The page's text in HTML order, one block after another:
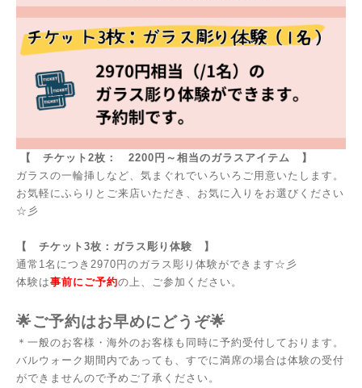
【 チケット2枚： 2200円～相当のガラスアイテム 】
ガラスの一輪挿しなど、気まぐれでいろいろご用意いたします。
お気軽にふらりとご来店いただき、お気に入りをお選びください
☆彡
【 チケット3枚：ガラス彫り体験 】
通常1名につき2970円のガラス彫り体験ができます☆彡
体験は事前にご予約の上、ご参加ください。
🌟ご予約はお早めにどうぞ🌟
＊一般のお客様・海外のお客様も同時に予約受付しております。
バルウォーク期間内であっても、すでに満席の場合は体験の受付
ができませんので予めご了承ください。